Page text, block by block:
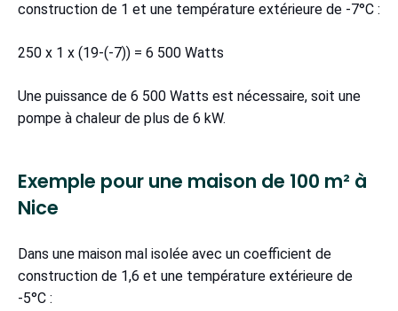
construction de 1 et une température extérieure de -7°C :
250 x 1 x (19-(-7)) = 6 500 Watts
Une puissance de 6 500 Watts est nécessaire, soit une
pompe à chaleur de plus de 6 kW.
Exemple pour une maison de 100 m² à
Nice
Dans une maison mal isolée avec un coefficient de
construction de 1,6 et une température extérieure de
-5°C :